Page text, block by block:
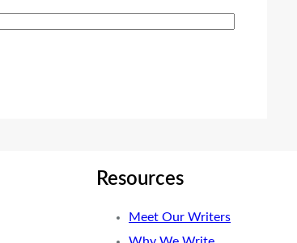
Resources
Meet Our Writers